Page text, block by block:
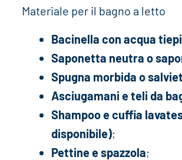
Materiale per il bagno a letto
Bacinella con acqua
Saponetta neutra o
Spugna morbida o
Asciugamani e teli da
Shampoo e cuffia
disponibile);
Pettine e spazzola;